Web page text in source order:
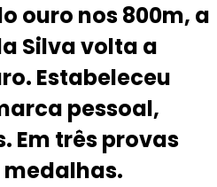
ouro nos 800m, a
Silva volta a
Estabeleceu
pessoal,
Em três provas